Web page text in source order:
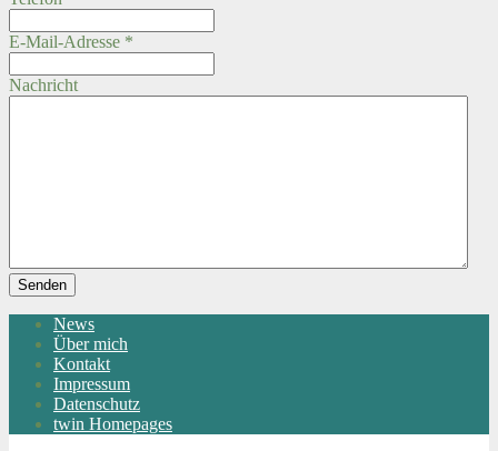
E-Mail-Adresse *
Nachricht
Senden
News
Über mich
Kontakt
Impressum
Datenschutz
twin Homepages